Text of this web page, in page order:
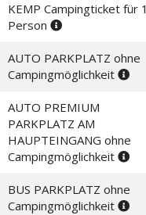
KEMP Campingticket für 1
Person
AUTO PARKPLATZ ohne
Campingmöglichkeit
AUTO PREMIUM
PARKPLATZ AM
HAUPTEINGANG ohne
Campingmöglichkeit
BUS PARKPLATZ ohne
Campingmöglichkeit